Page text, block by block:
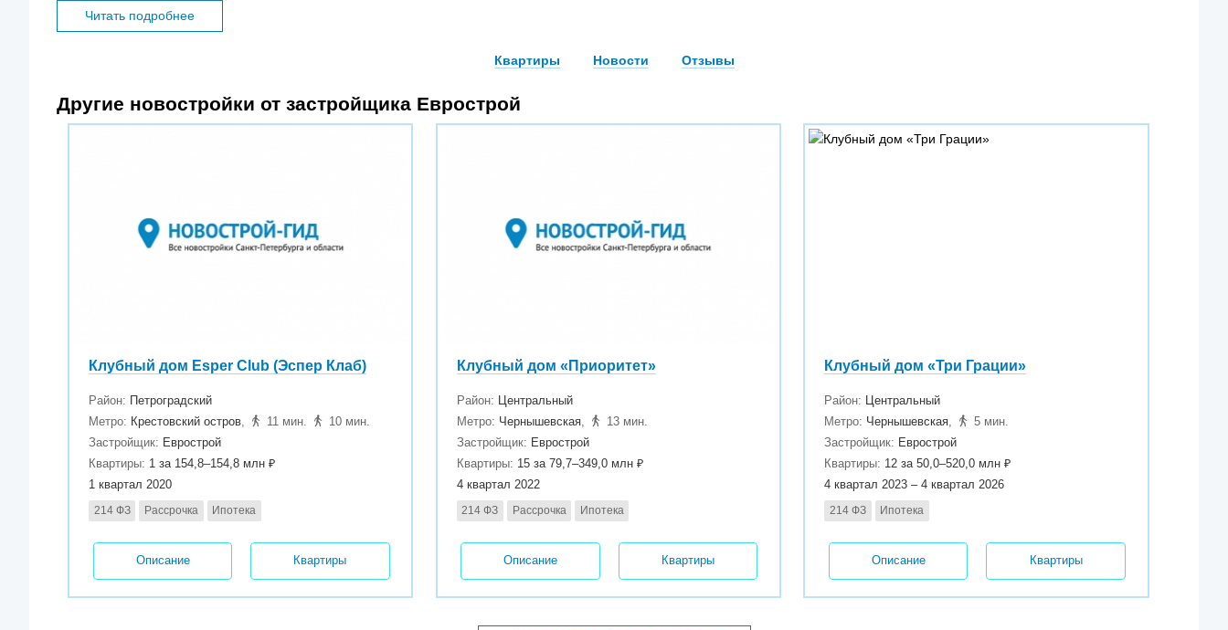
Читать подробнее
Квартиры Новости Отзывы
Другие новостройки от застройщика Еврострой
Клубный дом Esper Club (Эспер Клаб)
Район:
Петроградский
Метро: Крестовский остров, 11 мин.
10 мин.
Застройщик: Еврострой
Квартиры: 1 за 154,8–154,8 млн ₽
1 квартал 2020
214 ФЗ
Рассрочка Ипотека
Описание Квартиры
Клубный дом «Приоритет»
Район: Центральный
Метро: Чернышевская,
13 мин.
Застройщик: Еврострой
Квартиры: 15 за 79,7–349,0 млн ₽
4 квартал 2022
214 ФЗ
Рассрочка Ипотека
Описание Квартиры
Клубный дом «Три Грации»
Район: Центральный
Метро: Чернышевская,
5 мин.
Застройщик: Еврострой
Квартиры: 12 за 50,0–520,0 млн ₽
4 квартал 2023 – 4 квартал 2026
214 ФЗ
Ипотека
Описание Квартиры